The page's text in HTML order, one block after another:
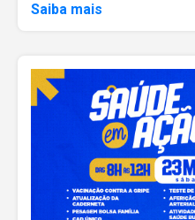
Saiba mais